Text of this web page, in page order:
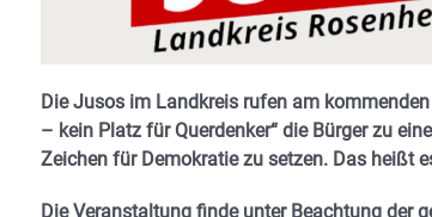
Die Jusos im Landkreis rufen am
– kein Platz für Querdenker“ die Bürger zu
Zeichen für Demokratie zu setzen. Das heißt
Die Veranstaltung finde unter Beachtung der